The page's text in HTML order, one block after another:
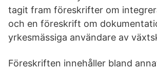
tagit fram föreskrifter om
och en föreskrift om
yrkesmässiga användare av
Föreskriften innehåller bland